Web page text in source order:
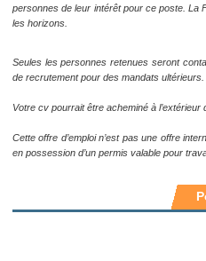
personnes de leur intérêt pour ce poste. La
les horizons.
Seules les personnes retenues seront
de recrutement pour des mandats ultérieurs.
Votre cv pourrait être acheminé à l’extérieur
Cette offre d’emploi n’est pas une offre
en possession d’un permis valable pour